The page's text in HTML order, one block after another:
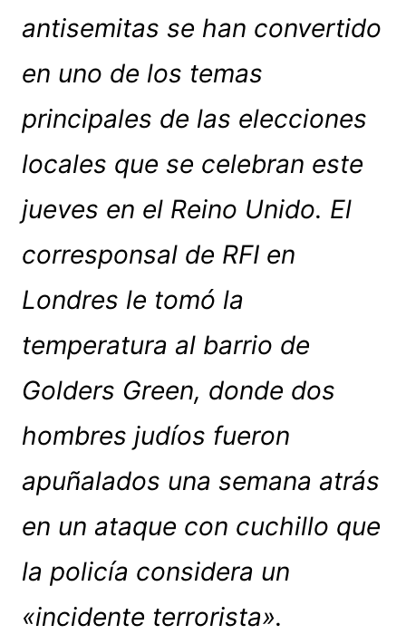
antisemitas se han convertido
en uno de los temas
principales de las elecciones
locales que se celebran este
jueves en el Reino Unido. El
corresponsal de RFI en
Londres le tomó la
temperatura al barrio de
Golders Green, donde dos
hombres judíos fueron
apuñalados una semana atrás
en un ataque con cuchillo que
la policía considera un
«incidente terrorista».